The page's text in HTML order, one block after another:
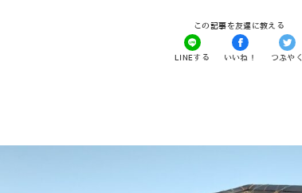
この記事を友達に教える
LINEする いいね！ つぶやく